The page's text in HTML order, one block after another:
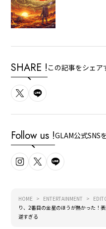
SHARE ! この記事をシェア
Follow us !GLAM公式SNS
HOME ENTERTAINMENT
り、2番目の金星のほうが熱かった！
逆すぎる